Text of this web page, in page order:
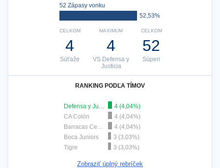
52 Zápasy vonku
52,53%
CELKOM
52
Súperi
MAXIMUM
4
VS Defensa y
Justicia
CELKOM
4
Súťaže
RANKING PODĽA TÍMOV
Defensa y Justicia
4 (4,04%)
CA Colón
4 (4,04%)
Barracas Central
4 (4,04%)
Boca Juniors
3 (3,03%)
Tigre
3 (3,03%)
Zobraziť úplný rebríček